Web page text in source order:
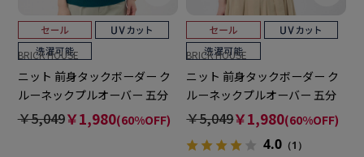
BRICK HOUSE
ニット 前身タックボーダー ク
ルーネックプルオーバー 五分
袖 レディース
￥5,049￥1,980(60%OFF)
BRICK HOUSE
ニット 前身タックボーダー ク
ルーネックプルオーバー 五分
袖 レディース
￥5,049￥1,980(60%OFF)
4.0 （1）